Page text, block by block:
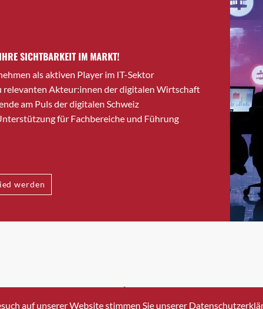
SICHTBARKEIT IM MARKT!
als aktiven Player im IT-Sektor
relevanten Akteur:innen der digitalen Wirtschaft
am Puls der digitalen Schweiz
für Fachbereiche und Führung
werden
+41 43 336 40 20
auf unserer Website stimmen Sie unserer